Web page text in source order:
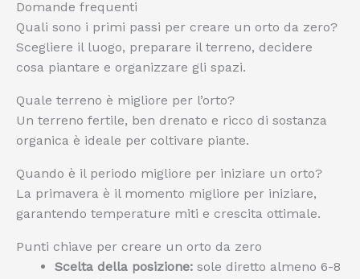
Domande frequenti
Quali sono i primi passi per creare un orto da zero?
Scegliere il luogo, preparare il terreno, decidere
cosa piantare e organizzare gli spazi.
Quale terreno è migliore per l’orto?
Un terreno fertile, ben drenato e ricco di sostanza
organica è ideale per coltivare piante.
Quando è il periodo migliore per iniziare un orto?
La primavera è il momento migliore per iniziare,
garantendo temperature miti e crescita ottimale.
Punti chiave per creare un orto da zero
Scelta della posizione: sole diretto almeno 6-8